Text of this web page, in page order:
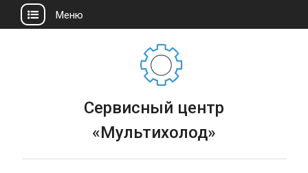
Меню
Сервисный центр
«Мультихолод»